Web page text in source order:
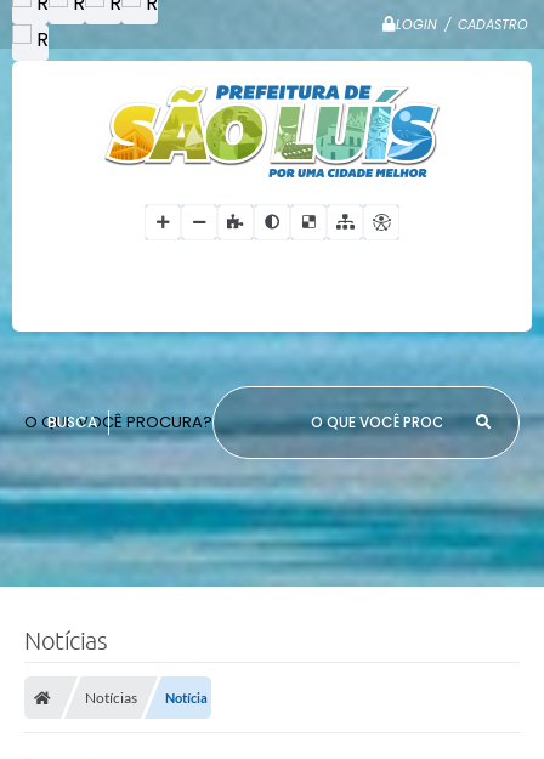
LOGIN / CADASTRO
O QUE VOCÊ PROCURA?
Notícias
Notícias Notícia